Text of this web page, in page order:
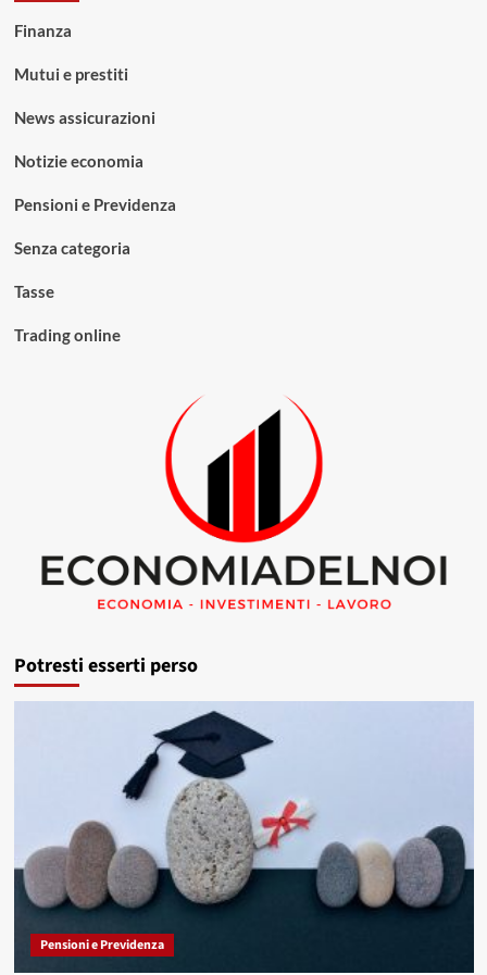
Finanza
Mutui e prestiti
News assicurazioni
Notizie economia
Pensioni e Previdenza
Senza categoria
Tasse
Trading online
Potresti esserti perso
Pensioni e Previdenza